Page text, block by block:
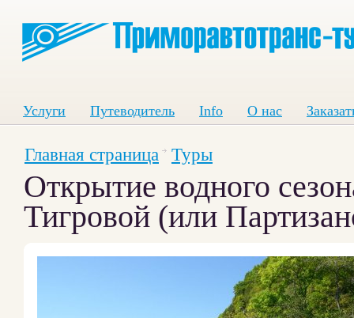
Услуги Путеводитель Info О нас
Главная страница Туры
Открытие водного
Тигровой (или